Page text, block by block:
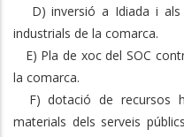
D) inversió a Idiada i als
industrials de la comarca.
E) Pla de xoc del SOC
la comarca.
F) dotació de recursos
materials dels serveis